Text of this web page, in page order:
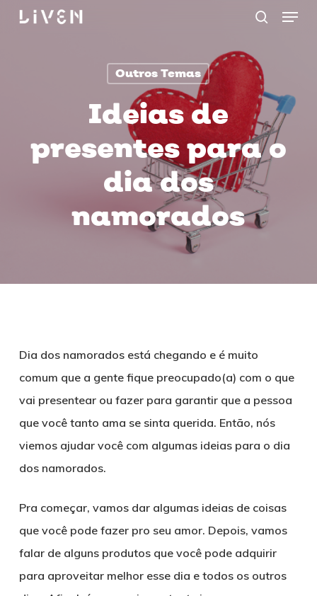
Skip
Menu
Outros Temas
Ideias de
presentes para o
dia dos
namorados
Dia dos namorados está chegando e é muito
comum que a gente fique preocupado(a) com o que
vai presentear ou fazer para garantir que a pessoa
que você tanto ama se sinta querida. Então, nós
viemos ajudar você com algumas ideias para o dia
dos namorados.
Pra começar, vamos dar algumas ideias de coisas
que você pode fazer pro seu amor. Depois, vamos
falar de alguns produtos que você pode adquirir
para aproveitar melhor esse dia e todos os outros